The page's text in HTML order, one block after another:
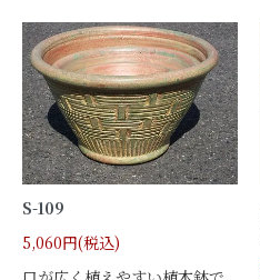
S-109
5,060円(税込)